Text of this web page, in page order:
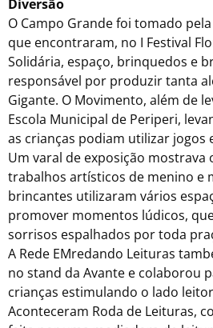
Diversão
O Campo Grande foi tomado
que encontraram, no I Festival
Solidária, espaço, brinquedos e
responsável por produzir tanta
Gigante. O Movimento, além de
Escola Municipal de Periperi,
as crianças podiam utilizar jogos
Um varal de exposição mostrava
trabalhos artísticos de menino e
brincantes utilizaram vários
promover momentos lúdicos,
sorrisos espalhados por toda
A Rede EMredando Leituras
no stand da Avante e colaborou
crianças estimulando o lado
Aconteceram Roda de Leituras,